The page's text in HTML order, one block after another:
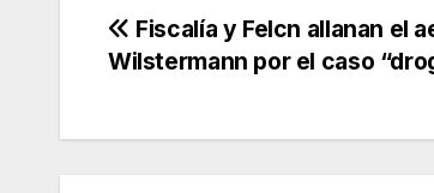
Navegación
entradas
Fiscalía y Felcn allanan el
Wilstermann por el caso